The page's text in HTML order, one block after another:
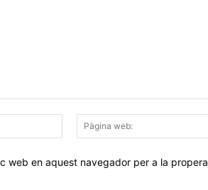
Correu
electrònic:*
web en aquest navegador per a la propera